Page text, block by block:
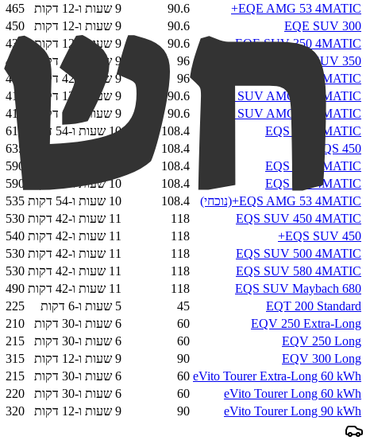
EQE AMG 53 4MATIC+
90.6 9 שעות ו-12 דקות 465
EQE SUV 300
90.6 9 שעות ו-12 דקות 450
EQE SUV 350 4MATIC
90.6 9 שעות ו-12 דקות 435
EQE SUV 350+
96 9 שעות ו-42 דקות 475
EQE SUV 500 4MATIC
96 9 שעות ו-42 דקות 455
EQE SUV AMG 43 4MATIC
90.6 9 שעות ו-12 דקות 415
EQE SUV AMG 53 4MATIC+
90.6 9 שעות ו-12 דקות 410
EQS 450 4MATIC
108.4 10 שעות ו-54 דקות 610
EQS 450+
108.4
635
EQS 500 4MATIC
108.4
590
EQS 580 4MATIC
108.4 10 שעות ו-54 דקות 590
EQS AMG 53 4MATIC+ (נוכחי) 108.4 10 שעות ו-54 דקות 535
EQS SUV 450 4MATIC
118 11 שעות ו-42 דקות 530
EQS SUV 450+
118 11 שעות ו-42 דקות 540
EQS SUV 500 4MATIC
118 11 שעות ו-42 דקות 530
EQS SUV 580 4MATIC
118 11 שעות ו-42 דקות 530
EQS SUV Maybach 680
118 11 שעות ו-42 דקות 490
EQT 200 Standard
45 5 שעות ו-6 דקות 225
EQV 250 Extra-Long
60 6 שעות ו-30 דקות 210
EQV 250 Long
60 6 שעות ו-30 דקות 215
EQV 300 Long
90 9 שעות ו-12 דקות 315
eVito Tourer Extra-Long 60 kWh
60 6 שעות ו-30 דקות 215
eVito Tourer Long 60 kWh
60 6 שעות ו-30 דקות 220
eVito Tourer Long 90 kWh
90 9 שעות ו-12 דקות 320